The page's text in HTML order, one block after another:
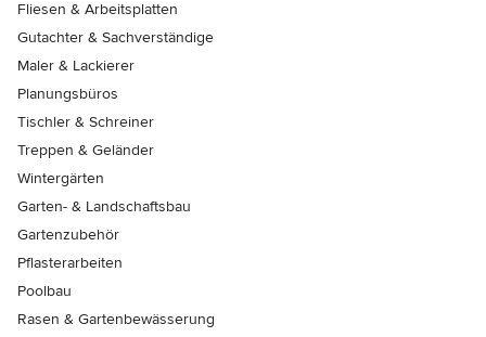
Fliesen & Arbeitsplatten
Gutachter & Sachverständige
Maler & Lackierer
Planungsbüros
Tischler & Schreiner
Treppen & Geländer
Wintergärten
Garten- & Landschaftsbau
Gartenzubehör
Pflasterarbeiten
Poolbau
Rasen & Gartenbewässerung